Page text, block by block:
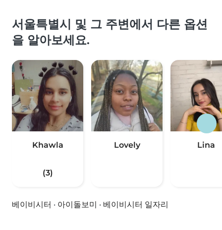
서울특별시 및 그 주변에서 다른 옵션
을 알아보세요.
Khawla
(3)
Lovely Lina
베이비시터 · 아이돌보미 · 베이비시터 일자리